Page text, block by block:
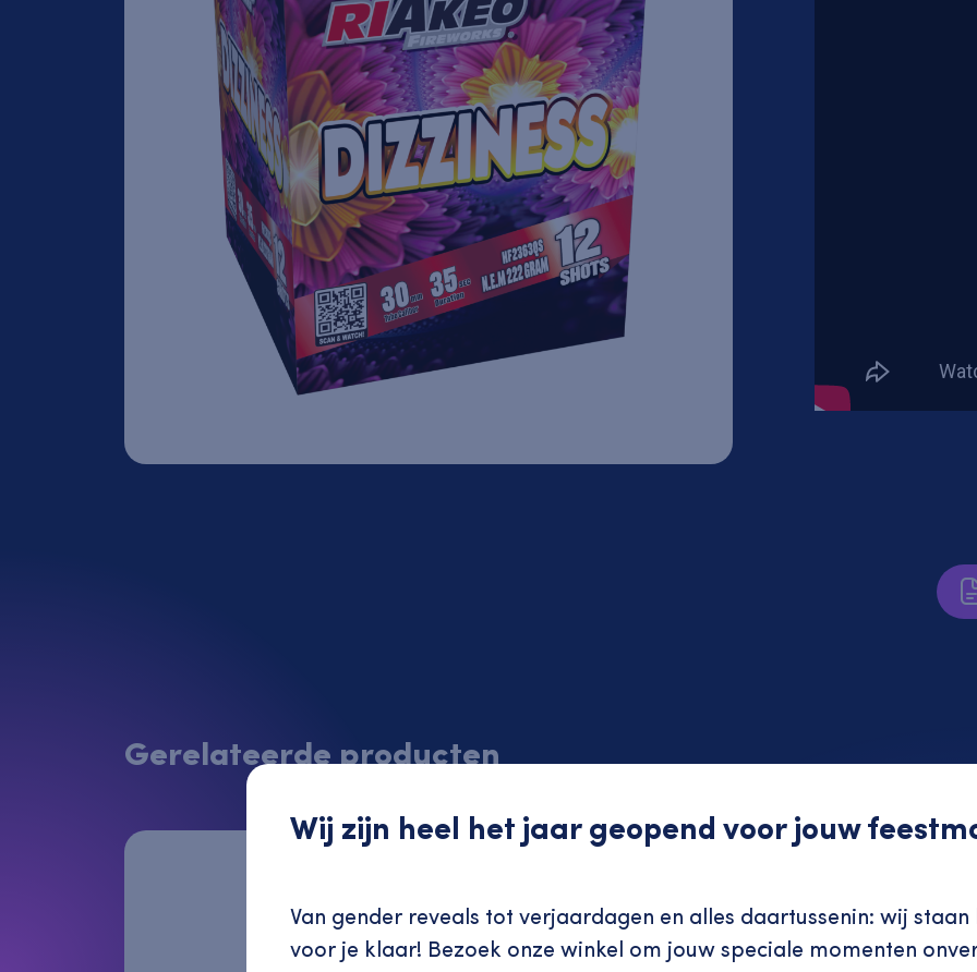
Gender Reveal
Thunderkings/Singleshots
Aanbiedingen
Gerelateerde producten
Wij zijn heel het jaar geopend voor jouw
Van gender reveals tot verjaardagen en alles daartussenin: wij
voor je klaar! Bezoek onze winkel om jouw speciale momenten